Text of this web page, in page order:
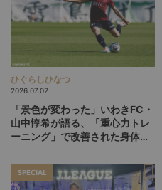
ひぐらしひなつ
2026.07.02
「景色が変わった」いわきFC・
山中惇希が語る、「重心力トレ
ーニング」で改善された身体と
SPECIAL